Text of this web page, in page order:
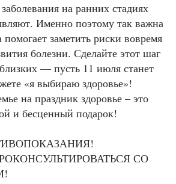
на ранних стадиях
Именно поэтому так важна
заметить риски вовремя
болезни. Сделайте этот шаг
— пусть 11 июля станет
«я выбираю здоровье»!
на праздник здоровье – это
и бесценный подарок!
СО